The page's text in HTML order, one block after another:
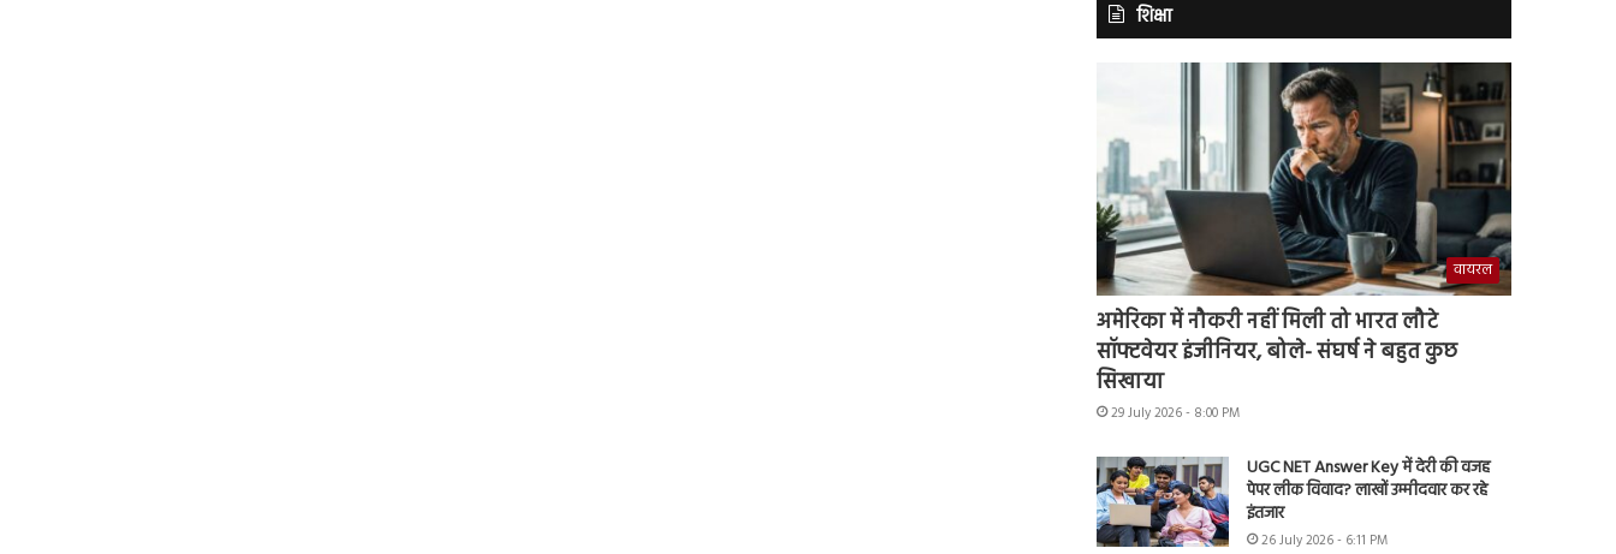
शिक्षा
वायरल
अमेरिका में नौकरी नहीं मिली तो भारत लौटे
सॉफ्टवेयर इंजीनियर, बोले- संघर्ष ने बहुत कुछ
सिखाया
29 July 2026 - 8:00 PM
UGC NET Answer Key में देरी की वजह
पेपर लीक विवाद? लाखों उम्मीदवार कर रहे
इंतजार
26 July 2026 - 6:11 PM